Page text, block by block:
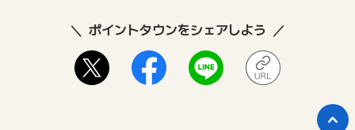
ポイントタウンをシェアしよう